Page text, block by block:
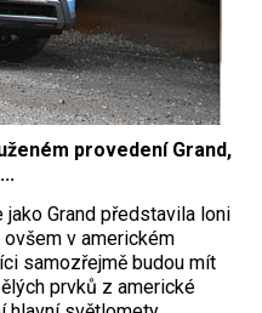
provedení Grand,
jako Grand představila loni
ovšem v americkém
samozřejmě budou mít
prvků z americké